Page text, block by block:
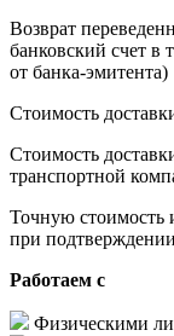
Возврат
банковский счет в
от банка-эмитента)
Стоимость
Стоимость
транспортной
Точную стоимость
при подтверждении
Работаем с
Физическими